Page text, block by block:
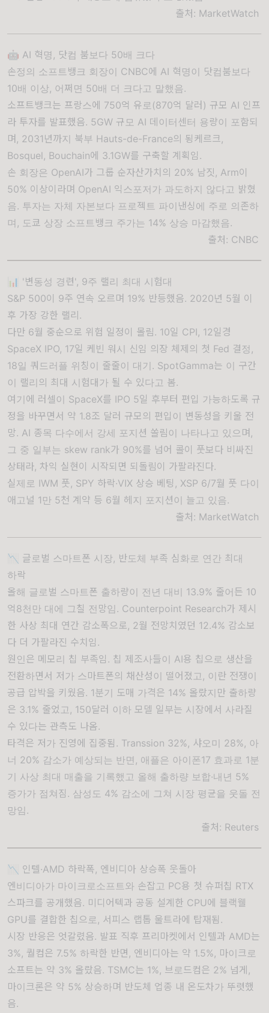
출처: MarketWatch
🤖 AI 혁명, 닷컴 붐보다 50배 크다
손정의 소프트뱅크 회장이 CNBC에 AI 혁명이 닷컴붐보다
10배 이상, 어쩌면 50배 더 크다고 말했음.
소프트뱅크는 프랑스에 750억 유로(870억 달러) 규모 AI 인프
라 투자를 발표했음. 5GW 규모 AI 데이터센터 용량이 포함되
며, 2031년까지 북부 Hauts-de-France의 됭케르크,
Bosquel, Bouchain에 3.1GW를 구축할 계획임.
손 회장은 OpenAI가 그룹 순자산가치의 20% 남짓, Arm이
50% 이상이라며 OpenAI 익스포저가 과도하지 않다고 밝혔
음. 투자는 자체 자본보다 프로젝트 파이낸싱에 주로 의존하
며, 도쿄 상장 소프트뱅크 주가는 14% 상승 마감했음.
출처: CNBC
📊 '변동성 경련', 9주 랠리 최대 시험대
S&P 500이 9주 연속 오르며 19% 반등했음. 2020년 5월 이
후 가장 강한 랠리.
다만 6월 중순으로 위험 일정이 몰림. 10일 CPI, 12일경
SpaceX IPO, 17일 케빈 워시 신임 의장 체제의 첫 Fed 결정,
18일 쿼드러플 위칭이 줄줄이 대기. SpotGamma는 이 구간
이 랠리의 최대 시험대가 될 수 있다고 봄.
여기에 러셀이 SpaceX를 IPO 5일 후부터 편입 가능하도록 규
정을 바꾸면서 약 1.8조 달러 규모의 편입이 변동성을 키울 전
망. AI 종목 다수에서 강세 포지션 쏠림이 나타나고 있으며,
그 중 일부는 skew rank가 90%를 넘어 콜이 풋보다 비싸진
상태라, 차익 실현이 시작되면 되돌림이 가팔라진다.
실제로 IWM 풋, SPY 하락·VIX 상승 베팅, XSP 6/7월 풋 다이
애고널 1만 5천 계약 등 6월 헤지 포지션이 늘고 있음.
출처: MarketWatch
📉 글로벌 스마트폰 시장, 반도체 부족 심화로 연간 최대
하락
올해 글로벌 스마트폰 출하량이 전년 대비 13.9% 줄어든 10
억8천만 대에 그칠 전망임. Counterpoint Research가 제시
한 사상 최대 연간 감소폭으로, 2월 전망치였던 12.4% 감소보
다 더 가팔라진 수치임.
원인은 메모리 칩 부족임. 칩 제조사들이 AI용 칩으로 생산을
전환하면서 저가 스마트폰의 채산성이 떨어졌고, 이란 전쟁이
공급 압박을 키웠음. 1분기 도매 가격은 14% 올랐지만 출하량
은 3.1% 줄었고, 150달러 이하 모델 일부는 시장에서 사라질
수 있다는 관측도 나옴.
타격은 저가 진영에 집중됨. Transsion 32%, 샤오미 28%, 아
너 20% 감소가 예상되는 반면, 애플은 아이폰17 효과로 1분
기 사상 최대 매출을 기록했고 올해 출하량 보합·내년 5%
증가가 점쳐짐. 삼성도 4% 감소에 그쳐 시장 평균을 웃돌 전
망임.
출처: Reuters
📉 인텔·AMD 하락폭, 엔비디아 상승폭 웃돌아
엔비디아가 마이크로소프트와 손잡고 PC용 첫 슈퍼칩 RTX
스파크를 공개했음. 미디어텍과 공동 설계한 CPU에 블랙웰
GPU를 결합한 칩으로, 서피스 랩톱 울트라에 탑재됨.
시장 반응은 엇갈렸음. 발표 직후 프리마켓에서 인텔과 AMD는
3%, 퀄컴은 7.5% 하락한 반면, 엔비디아는 약 1.5%, 마이크로
소프트는 약 3% 올랐음. TSMC는 1%, 브로드컴은 2% 넘게,
마이크론은 약 5% 상승하며 반도체 업종 내 온도차가 뚜렷했
음.